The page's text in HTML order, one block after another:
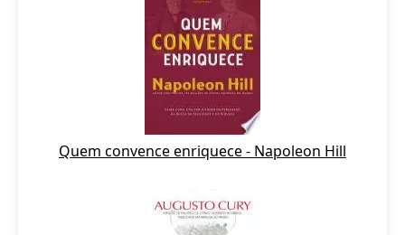
Quem convence enriquece - Napoleon Hill